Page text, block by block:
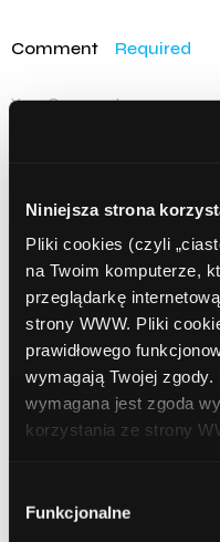
Niniejsza strona
Pliki cookies (czyli
na Twoim komputerze,
przeglądarkę
strony WWW. Pliki
prawidłowego
wymagają Twojej zgody.
wymagana jest zgoda
korzystania ze strony
formy korzystania z
zgody
Funkcjonalne
Comment Required
Name Required